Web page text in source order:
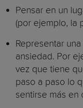
Pensar en un
(por ejemplo, la
Representar
ansiedad. Por
vez que tiene
paso a paso lo
sentirse más en